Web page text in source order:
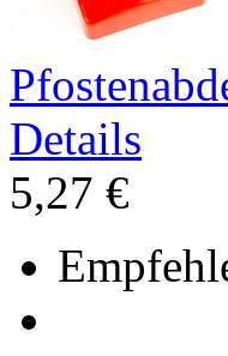
Details
5,27 €